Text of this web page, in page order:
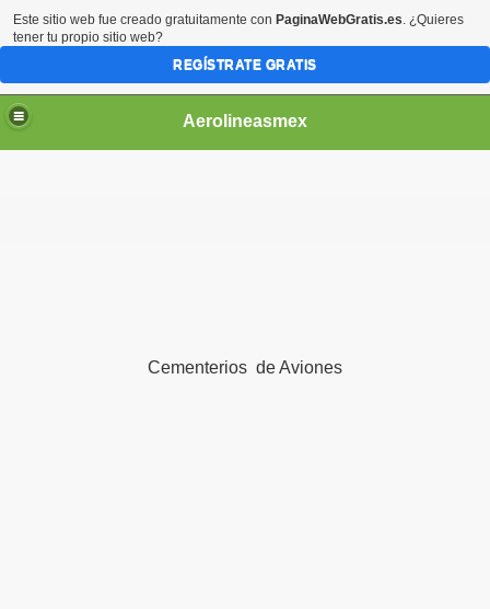
Aerolineasmex
Cementerios de Aviones
Este sitio web fue creado gratuitamente con PaginaWebGratis.es. ¿Quieres
tener tu propio sitio web?
REGÍSTRATE GRATIS